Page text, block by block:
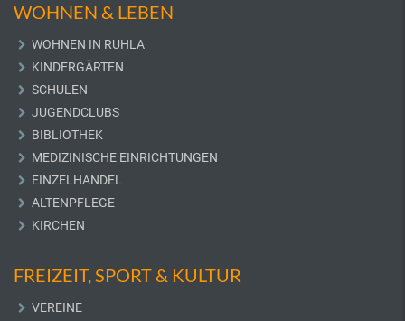
WOHNEN & LEBEN
WOHNEN IN RUHLA
KINDERGÄRTEN
SCHULEN
JUGENDCLUBS
BIBLIOTHEK
MEDIZINISCHE EINRICHTUNGEN
EINZELHANDEL
ALTENPFLEGE
KIRCHEN
FREIZEIT, SPORT & KULTUR
VEREINE